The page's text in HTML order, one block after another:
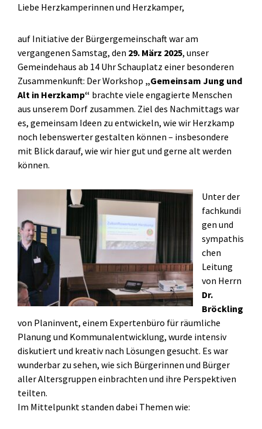
Liebe Herzkamperinnen und Herzkamper,
auf Initiative der Bürgergemeinschaft war am
vergangenen Samstag, den 29. März 2025, unser
Gemeindehaus ab 14 Uhr Schauplatz einer besonderen
Zusammenkunft: Der Workshop „Gemeinsam Jung und
Alt in Herzkamp“ brachte viele engagierte Menschen
aus unserem Dorf zusammen. Ziel des Nachmittags war
es, gemeinsam Ideen zu entwickeln, wie wir Herzkamp
noch lebenswerter gestalten können – insbesondere
mit Blick darauf, wie wir hier gut und gerne alt werden
können.
Unter der
fachkundi
gen und
sympathis
chen
Leitung
von Herrn
Dr.
Bröckling
von Planinvent, einem Expertenbüro für räumliche
Planung und Kommunalentwicklung, wurde intensiv
diskutiert und kreativ nach Lösungen gesucht. Es war
wunderbar zu sehen, wie sich Bürgerinnen und Bürger
aller Altersgruppen einbrachten und ihre Perspektiven
teilten.
Im Mittelpunkt standen dabei Themen wie: